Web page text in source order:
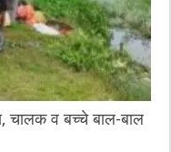
चालक व बच्चे बाल-बाल